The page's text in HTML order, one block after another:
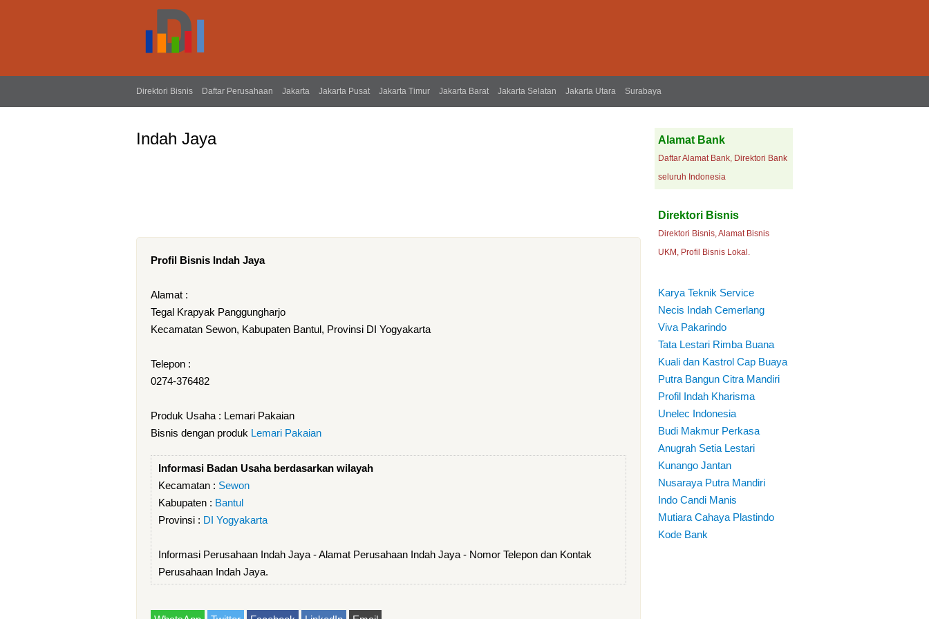
Direktori Bisnis Daftar Perusahaan Jakarta Jakarta Pusat Jakarta Timur Jakarta Barat Jakarta Selatan Jakarta Utara Surabaya
Indah Jaya
Profil Bisnis Indah Jaya
Alamat :
Tegal Krapyak Panggungharjo
Kecamatan Sewon, Kabupaten Bantul, Provinsi DI Yogyakarta
Telepon :
0274-376482
Produk Usaha : Lemari Pakaian
Bisnis dengan produk Lemari Pakaian
Informasi Badan Usaha berdasarkan wilayah
Kecamatan : Sewon
Kabupaten : Bantul
Provinsi : DI Yogyakarta
Informasi Perusahaan Indah Jaya - Alamat Perusahaan Indah Jaya - Nomor Telepon dan Kontak
Perusahaan Indah Jaya.
Alamat Bank
Daftar Alamat Bank, Direktori Bank
seluruh Indonesia
Direktori Bisnis
Direktori Bisnis, Alamat Bisnis
UKM, Profil Bisnis Lokal.
Karya Teknik Service
Necis Indah Cemerlang
Viva Pakarindo
Tata Lestari Rimba Buana
Kuali dan Kastrol Cap Buaya
Putra Bangun Citra Mandiri
Profil Indah Kharisma
Unelec Indonesia
Budi Makmur Perkasa
Anugrah Setia Lestari
Kunango Jantan
Nusaraya Putra Mandiri
Indo Candi Manis
Mutiara Cahaya Plastindo
Kode Bank